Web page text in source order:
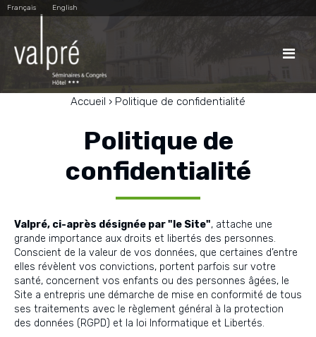
Aller
au
navigation
Outils
personnels
Français English

Accueil › Politique de confidentialité
Politique de
confidentialité
Valpré, ci-après désignée par "le Site", attache une
grande importance aux droits et libertés des personnes.
Conscient de la valeur de vos données, que certaines d’entre
elles révèlent vos convictions, portent parfois sur votre
santé, concernent vos enfants ou des personnes âgées, le
Site a entrepris une démarche de mise en conformité de tous
ses traitements avec le règlement général à la protection
des données (RGPD) et la loi Informatique et Libertés.